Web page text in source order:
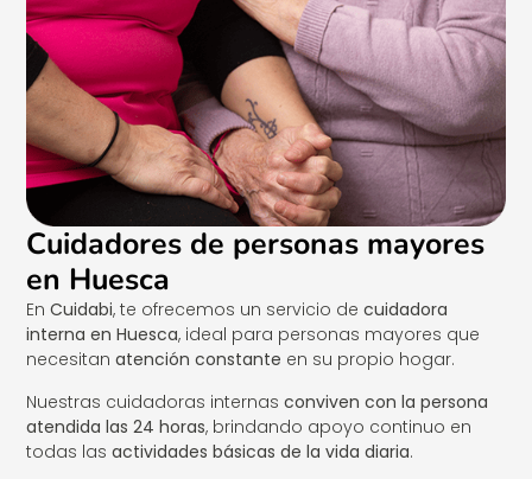
Cuidadores de personas mayores
en Huesca
EnCuidabi, te ofrecemos un servicio decuidadora
interna en Huesca, ideal para personas mayores que
necesitanatención constante en su propio hogar.
Nuestras cuidadoras internasconviven con la persona
atendida las 24 horas, brindando apoyo continuo en
todas lasactividades básicas de la vida diaria.